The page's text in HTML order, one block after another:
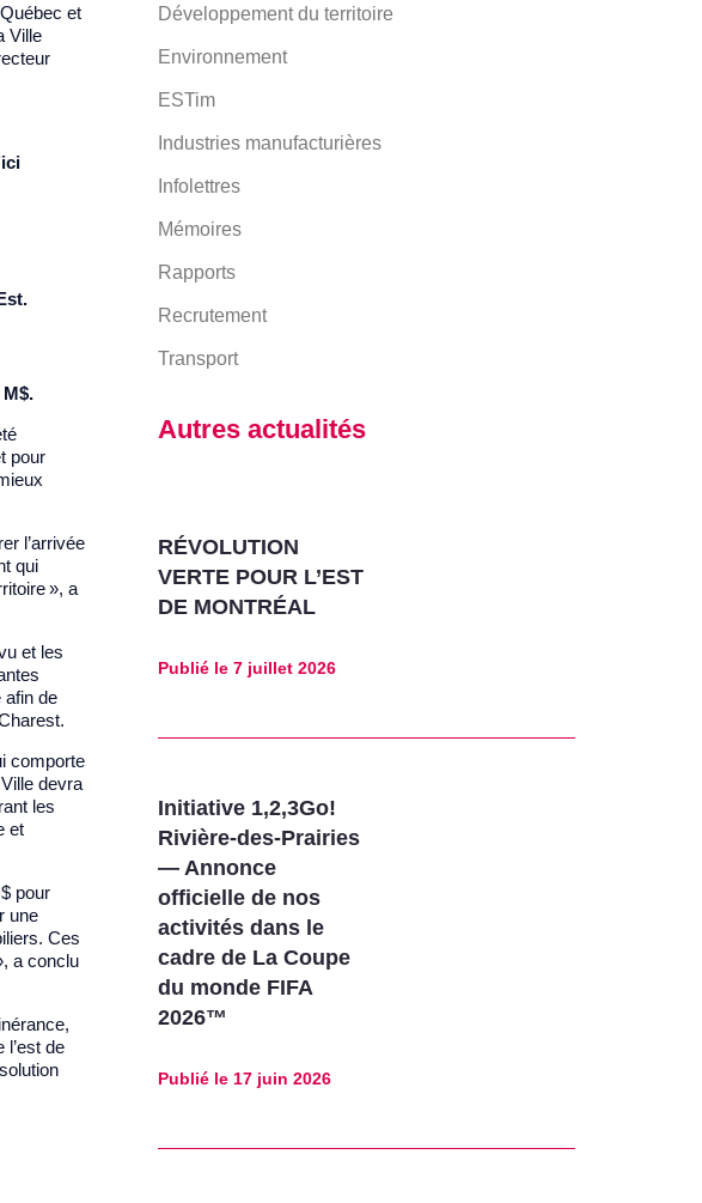
et
Ville
pour
l’arrivée
qui
», a
et les
afin de
comporte
devra
les
et
pour
une
Ces
a conclu
de
Développement du territoire
Environnement
ESTim
Industries manufacturières
Infolettres
Mémoires
Rapports
Recrutement
Transport
Autres actualités
RÉVOLUTION
VERTE POUR L’EST
DE MONTRÉAL
Publié le7 juillet 2026
Initiative 1,2,3Go!
Rivière-des-Prairies
— Annonce
officielle de nos
activités dans le
cadre de La Coupe
du monde FIFA
2026™
Publié le17 juin 2026